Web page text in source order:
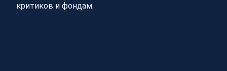
критиков и фондам.